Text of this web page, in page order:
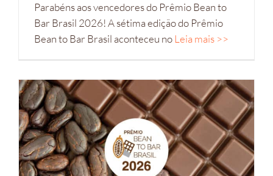
Parabéns aos vencedores do Prêmio Bean to
Bar Brasil 2026! A sétima edição do Prêmio
Bean to Bar Brasil aconteceu noLeia mais >>